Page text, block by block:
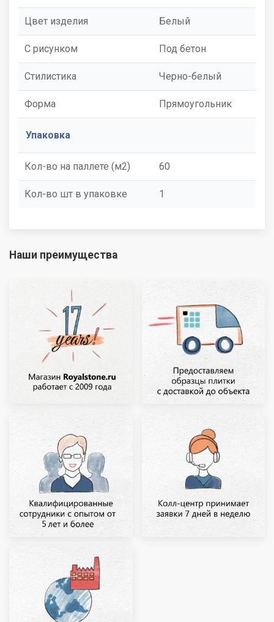
Цвет изделия Белый
С рисунком Под бетон
Стилистика Черно-белый
Форма Прямоугольник
Упаковка
Кол-во на паллете (м2) 60
Кол-во шт в упаковке 1
Наши преимущества